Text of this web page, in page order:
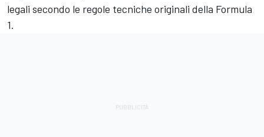
legali secondo le regole tecniche originali della Formula
1.